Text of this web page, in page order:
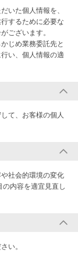
いた個人情報を、
するために必要な
ございます。
じめ業務委託先と
い、個人情報の適
て、お客様の個人
社会的環境の変化
内容を適宜見直し
い。